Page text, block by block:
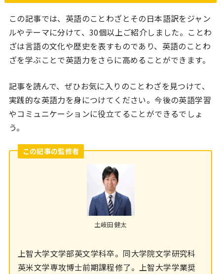
この記事では、英語のことわざとその日本語訳をジャン
ルやテーマに分けて、30個以上ご紹介しました。ことわ
ざは言語の文化や歴史を表すものであり、英語のことわ
ざを学ぶことで英語力をさらに高めることができます。
記事を読んで、ぜひお気に入りのことわざを見つけて、
実践的な英語力を身につけてください。今後の英語学習
やコミュニケーションに役立てることができるでしょ
う。
この記事の監修者
土岐田健太
上智大学文学部英文学科卒。同大学院文学研究科
英米文学専攻博士前期課程修了。上智大学学業奨